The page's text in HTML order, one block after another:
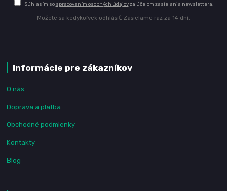
Súhlasím so spracovaním osobných údajovza účelom zasielania newslettera.
Môžete sa kedykoľvek odhlásiť. Zasielame raz za 14 dní.
Informácie pre zákazníkov
O nás
Doprava a platba
Obchodné podmienky
Kontakty
Blog